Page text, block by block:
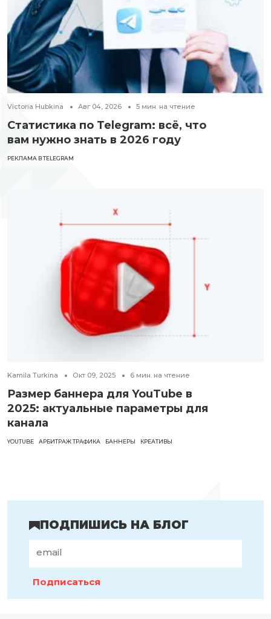
Victoria Hubkina Авг 04, 2026 5 мин. на чтение
Статистика по Telegram: всё, что
вам нужно знать в 2026 году
РЕКЛАМА В TELEGRAM
Kamila Turkina Окт 09, 2025 6 мин. на чтение
Размер баннера для YouTube в
2025: актуальные параметры для
канала
YOUTUBE АРБИТРАЖ ТРАФИКА БАННЕРЫ КРЕАТИВЫ
ПОДПИШИСЬ НА БЛОГ
Подписаться